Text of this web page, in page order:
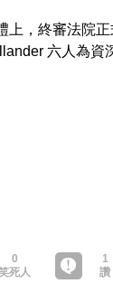
上，終審法院
六人為資